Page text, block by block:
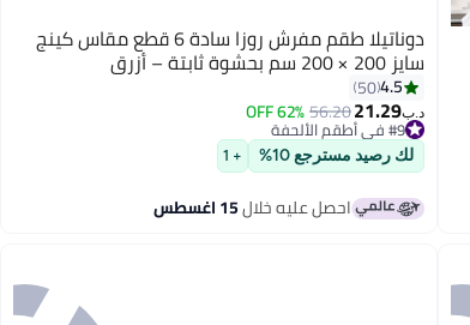
10
دوناتيلا طقم مفرش روزا سادة 6 قطع مقاس كينج
سايز 200 × 200 سم بحشوة ثابتة – أزرق
4.5
50
د.ب‏21.29
56.20
62% OFF
#9 في أطقم الألحفة
#9 في أطقم الألحفة
لك رصيد مسترجع 10% + 1
احصل عليه خلال15 اغسطس